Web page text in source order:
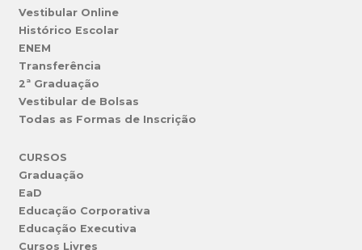
Vestibular Online
Histórico Escolar
ENEM
Transferência
2ª Graduação
Vestibular de Bolsas
Todas as Formas de Inscrição
CURSOS
Graduação
EaD
Educação Corporativa
Educação Executiva
Cursos Livres